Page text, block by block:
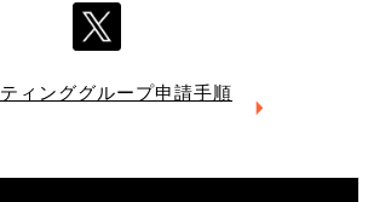
ィンググループ申請手順